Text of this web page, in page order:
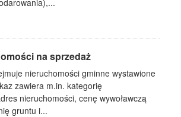
na sprzedaż
nieruchomości gminne wystawione
zawiera m.in. kategorię
nieruchomości, cenę wywoławczą
gruntu i...